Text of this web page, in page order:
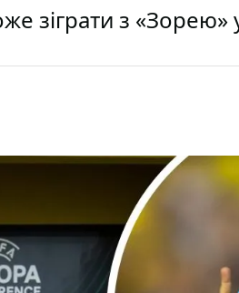
зіграти з «Зорею»